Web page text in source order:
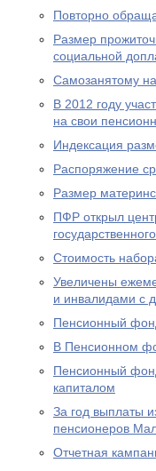
Повторно
Размер
социальной
Самозанятому
В 2012 году
на свои
Индексация
Распоряжение
Размер
ПФР открыл
Стоимость
Увеличены
и инвалидами с
Пенсионный
В Пенсионном
Пенсионный
капиталом
За год выплаты
пенсионеров
Отчетная